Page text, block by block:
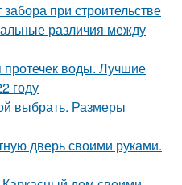
при строительстве
различия между
воды. Лучшие
году
выбрать. Размеры
дверь своими руками.